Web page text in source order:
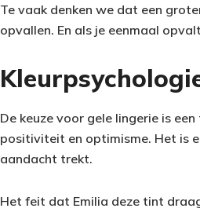
Te vaak denken we dat een
opvallen. En als je eenmaal
De keuze voor gele lingerie is
positiviteit en optimisme. Het is
aandacht trekt.
Het feit dat Emilia deze tint